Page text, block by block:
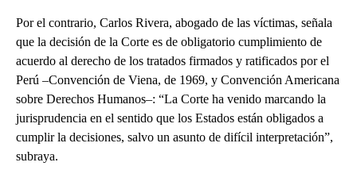
Por el contrario, Carlos Rivera, abogado de las víctimas, señala
que la decisión de la Corte es de obligatorio cumplimiento de
acuerdo al derecho de los tratados firmados y ratificados por el
Perú –Convención de Viena, de 1969, y Convención Americana
sobre Derechos Humanos–: “La Corte ha venido marcando la
jurisprudencia en el sentido que los Estados están obligados a
cumplir la decisiones, salvo un asunto de difícil interpretación”,
subraya.